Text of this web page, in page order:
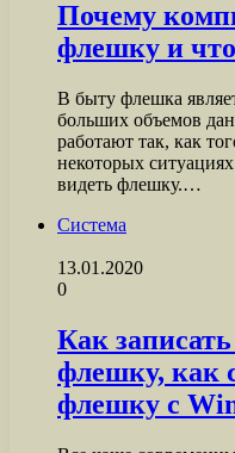
Почему
флешку и что
В быту флешка
больших объемов
работают так, как
некоторых
видеть флешку.…
Система
13.01.2020
0
Как
флешку, как
флешку с